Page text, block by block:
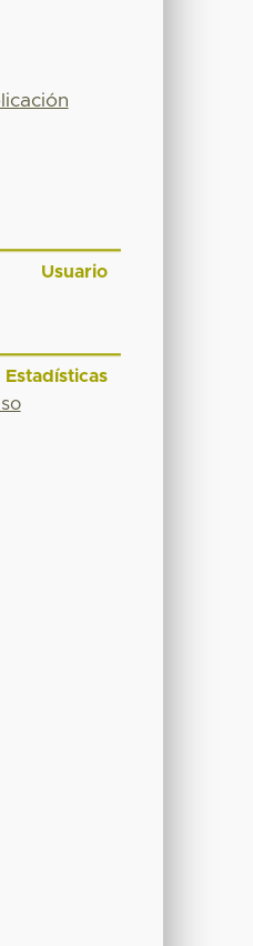
Usuario
Estadísticas